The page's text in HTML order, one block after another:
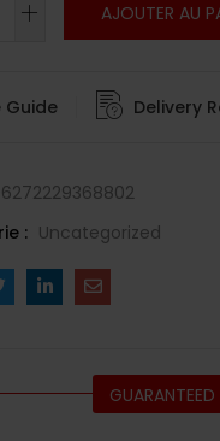
AJOUTER AU
Guide Delivery
: Uncategorized